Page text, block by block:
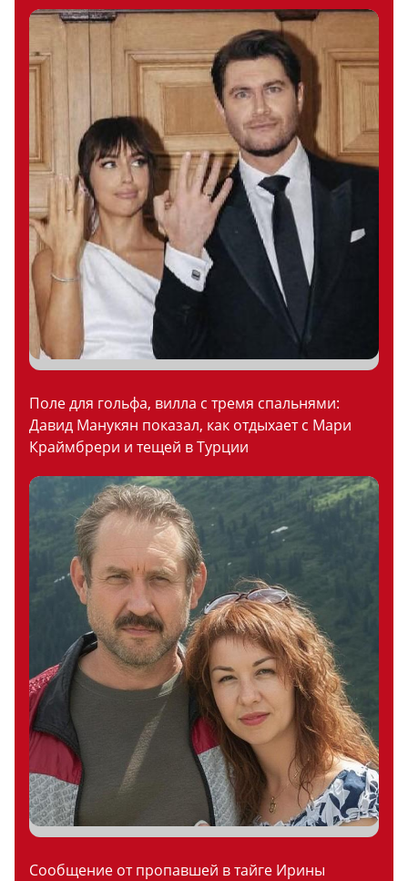
Поле для гольфа, вилла с тремя спальнями:
Давид Манукян показал, как отдыхает с Мари
Краймбрери и тещей в Турции
Сообщение от пропавшей в тайге Ирины